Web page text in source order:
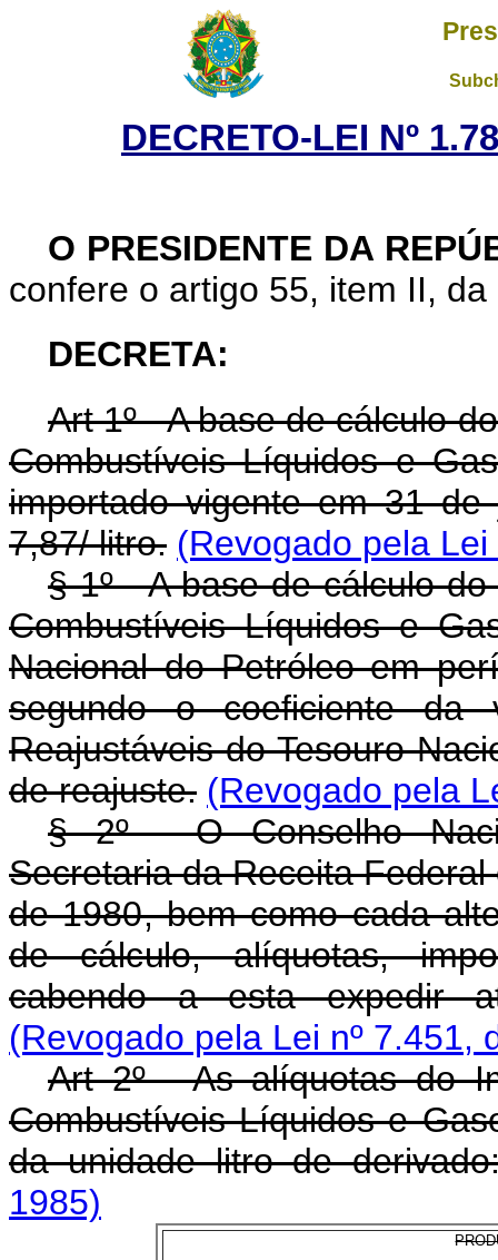
DECRETO-LEI Nº
O PRESIDENTE DA
confere o artigo 55, item II,
DECRETA:
Art 1º - A base de cálculo
Combustíveis Líquidos e
importado vigente em 31
7,87/ litro. (Revogado pela
§ 1º - A base de cálculo
Combustíveis Líquidos e
Nacional do Petróleo em
segundo o coeficiente da
Reajustáveis do Tesouro
de reajuste. (Revogado pela
§ 2º - O Conselho
Secretaria da Receita
de 1980, bem como cada
de cálculo, alíquotas,
cabendo a esta expedir
(Revogado pela Lei nº 7.451,
Art 2º - As alíquotas do
Combustíveis Líquidos e
da unidade litro de
1985)